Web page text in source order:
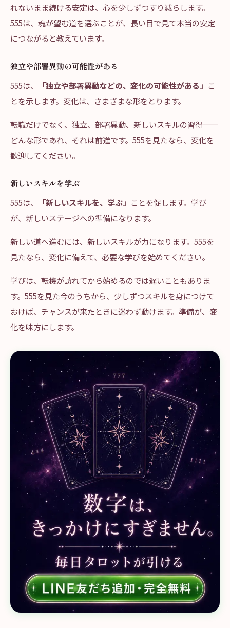
れないまま続ける安定は、心を少しずつすり減らします。
555は、魂が望む道を選ぶことが、長い目で見て本当の安定
につながると教えています。
独立や部署異動の可能性がある
555は、
「独立や部署異動などの、変化の可能性がある」 こ
とを示します。変化は、さまざまな形をとります。
転職だけでなく、独立、部署異動、新しいスキルの習得——
どんな形であれ、それは前進です。555を見たなら、変化を
歓迎してください。
新しいスキルを学ぶ
555は、
「新しいスキルを、学ぶ」 ことを促します。学び
が、新しいステージへの準備になります。
新しい道へ進むには、新しいスキルが力になります。555を
見たなら、変化に備えて、必要な学びを始めてください。
学びは、転機が訪れてから始めるのでは遅いこともありま
す。555を見た今のうちから、少しずつスキルを身につけて
おけば、チャンスが来たときに迷わず動けます。準備が、変
化を味方にします。